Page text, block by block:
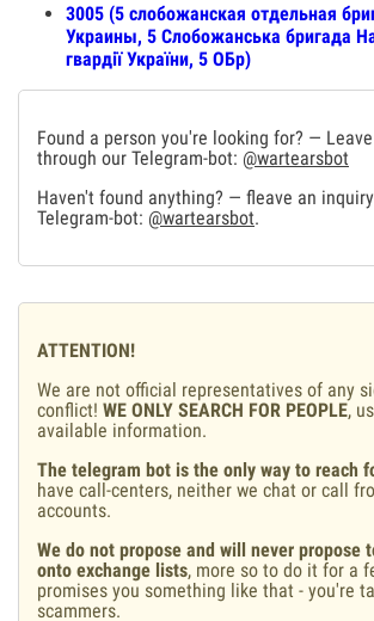
3005 (5 слобожанская отдельная
Украины, 5 Слобожанська бригада
гвардії України, 5 ОБр)
Found a person you're looking for? —
through our Telegram-bot: @wartearsbot
Haven't found anything? — fleave an
Telegram-bot: @wartearsbot.
ATTENTION!
We are not official representatives of any
conflict! WE ONLY SEARCH FOR PEOPLE,
available information.
The telegram bot is the only way to reach
have call-centers, neither we chat or call
accounts.
We do not propose and will never propose
onto exchange lists, more so to do it for a
promises you something like that - you're
scammers.